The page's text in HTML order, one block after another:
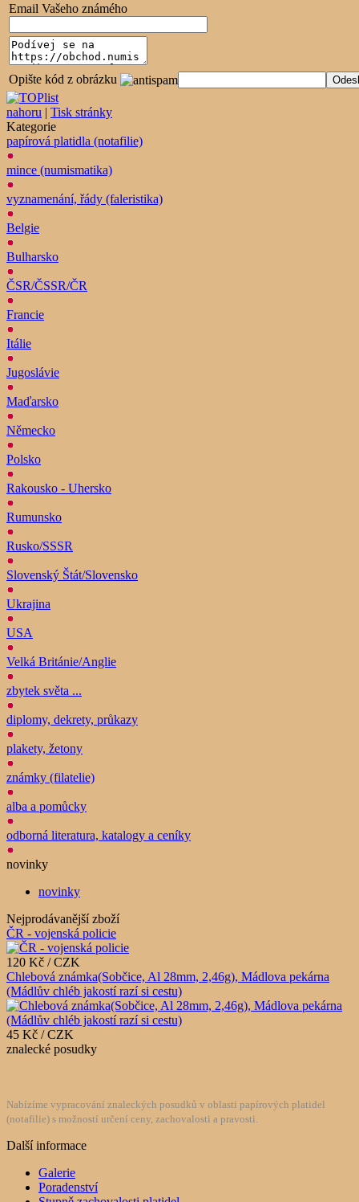
Email Vašeho známého
Opište kód z obrázku
nahoru | Tisk stránky
Kategorie
papírová platidla (notafilie)
mince (numismatika)
vyznamenání, řády (faleristika)
Belgie
Bulharsko
ČSR/ČSSR/ČR
Francie
Itálie
Jugoslávie
Maďarsko
Německo
Polsko
Rakousko - Uhersko
Rumunsko
Rusko/SSSR
Slovenský Štát/Slovensko
Ukrajina
USA
Velká Británie/Anglie
zbytek světa ...
diplomy, dekrety, průkazy
plakety, žetony
známky (filatelie)
alba a pomůcky
odborná literatura, katalogy a ceníky
novinky
novinky
Nejprodávanější zboží
ČR - vojenská policie
120 Kč / CZK
Chlebová známka(Sobčice, Al 28mm, 2,46g), Mádlova pekárna
(Mádlův chléb jakostí razí si cestu)
45 Kč / CZK
znalecké posudky
Nabízíme vypracování znaleckých posudků v oblasti papírových platidel
(notafilie) s možností určení ceny, zachovalosti a pravosti.
Další informace
Galerie
Poradenství